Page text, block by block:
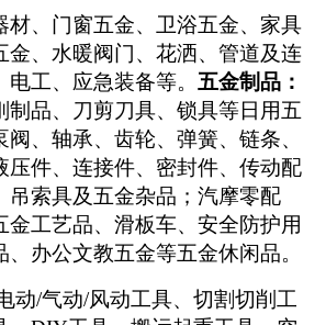
材、门窗五金、卫浴五金、家具
金、水暖阀门、花洒、管道及连
工、应急装备等。 五金制品：
制品、刀剪刀具、锁具等日用五
、轴承、齿轮、弹簧、链条、
压件、连接件、密封件、传动配
吊索具及五金杂品；汽摩零配
金工艺品、滑板车、安全防护用
办公文教五金等五金休闲品。
动/气动/风动工具、切割切削工